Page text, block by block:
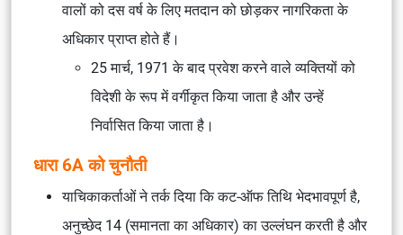
वालों को दस वर्ष के लिए मतदान को छोड़कर नागरिकता के
अधिकार प्राप्त होते हैं।
25 मार्च, 1971 के बाद प्रवेश करने वाले व्यक्तियों को
विदेशी के रूप में वर्गीकृत किया जाता है और उन्हें
निर्वासित किया जाता है।
धारा 6A को चुनौती
याचिकाकर्ताओं ने तर्क दिया कि कट-ऑफ तिथि भेदभावपूर्ण है,
अनुच्छेद 14 (समानता का अधिकार) का उल्लंघन करती है और